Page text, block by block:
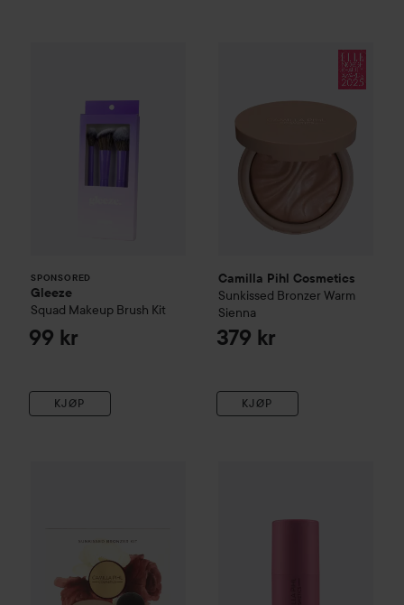
SPONSORED
Gleeze
Squad Makeup Brush Kit
99 kr
KJØP
Camilla Pihl Cosmetics
Sunkissed Bronzer Warm
Sienna
379 kr
KJØP
Camilla Pihl Cosmetics